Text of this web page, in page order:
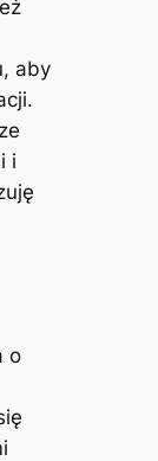
aby
i
o